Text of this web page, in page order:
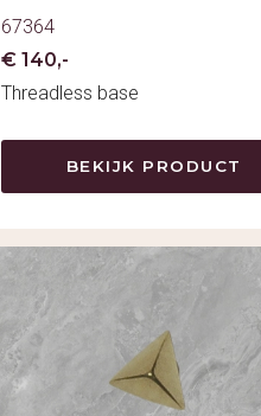
67364
€ 140,-
Threadless base
BEKIJK PRODUCT